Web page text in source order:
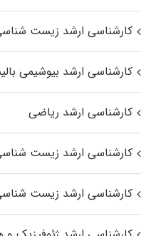
کارشناسی ارشد زیست
کارشناسی ارشد بیوشیمی
کارشناسی ارشد ریاضی
کارشناسی ارشد زیست‌
کارشناسی ارشد زیست‌